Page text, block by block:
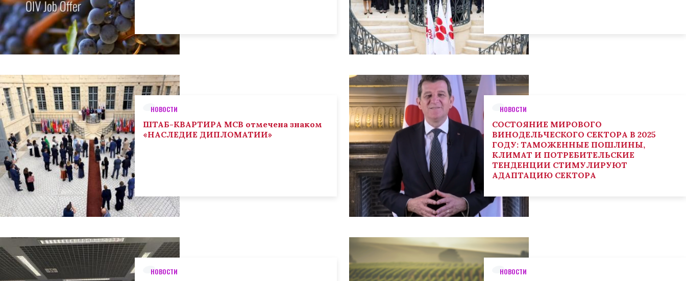
НОВОСТИ
ШТАБ-КВАРТИРА МСВ отмечена знаком
«НАСЛЕДИЕ ДИПЛОМАТИИ»
НОВОСТИ
СОСТОЯНИЕ МИРОВОГО
ВИНОДЕЛЬЧЕСКОГО СЕКТОРА В 2025
ГОДУ: ТАМОЖЕННЫЕ ПОШЛИНЫ,
КЛИМАТ И ПОТРЕБИТЕЛЬСКИЕ
ТЕНДЕНЦИИ СТИМУЛИРУЮТ
АДАПТАЦИЮ СЕКТОРА
НОВОСТИ НОВОСТИ